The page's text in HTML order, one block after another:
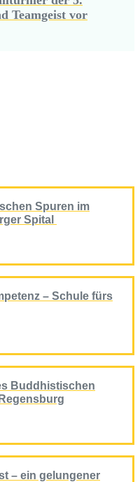
Teamgeist vor
Spuren im
Spital
– Schule fürs
Buddhistischen
– ein gelungener